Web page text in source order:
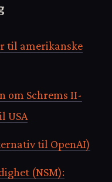
til amerikanske
om Schrems II-
USA
til OpenAI)
(NSM):